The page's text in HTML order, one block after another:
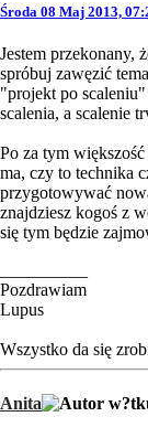
Środa 08 Maj 2013,
Jestem przekonany,
spróbuj zawęzić
"projekt po scaleniu"
scalenia, a scalenie
Po za tym
ma, czy to technika
przygotowywać
znajdziesz kogoś z
się tym będzie
Pozdrawiam
Lupus
Wszystko da się
Anita